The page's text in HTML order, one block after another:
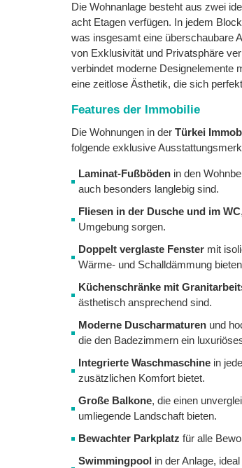
Die Wohnanlage besteht aus zwei
acht Etagen verfügen. In jedem
was insgesamt eine überschaubare
von Exklusivität und Privatsphäre
verbindet moderne Designelemente
eine zeitlose Ästhetik, die sich
Features der Immobilie
Die Wohnungen in der Türkei
folgende exklusive
Laminat-Fußböden in den
auch besonders langlebig sind.
Fliesen in der Dusche und im WC
Umgebung sorgen.
Doppelt verglaste Fenster mit
Wärme- und Schalldämmung
Küchenschränke mit
ästhetisch ansprechend sind.
Moderne Duscharmaturen und
die den Badezimmern ein
Integrierte Waschmaschine in
zusätzlichen Komfort bietet.
Große Balkone, die einen
umliegende Landschaft bieten.
Bewachter Parkplatz für alle
Swimmingpool in der Anlage,